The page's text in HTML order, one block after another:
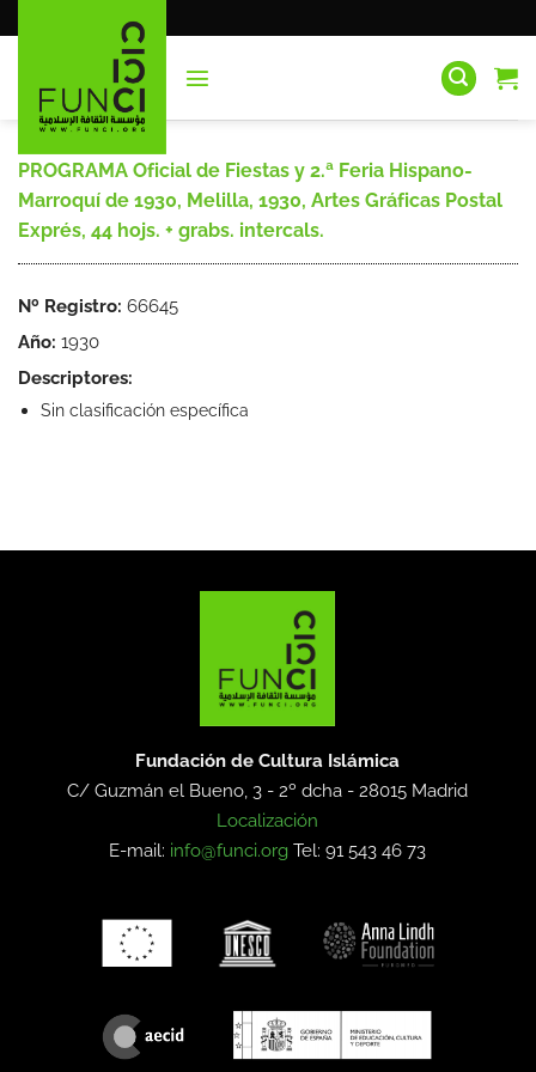
al
PROGRAMA Oficial de Fiestas y 2.ª Feria Hispano-
Marroquí de 1930, Melilla, 1930, Artes Gráficas Postal
Exprés, 44 hojs. + grabs. intercals.
Nº Registro: 66645
Año: 1930
Descriptores:
Sin clasificación específica
Fundación de Cultura Islámica
C/ Guzmán el Bueno, 3 - 2º dcha -28015 Madrid
Localización
E-mail: info@funci.org Tel: 91 543 46 73